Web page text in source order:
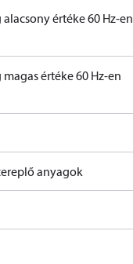
értéke 60 Hz-en
értéke 60 Hz-en
anyagok